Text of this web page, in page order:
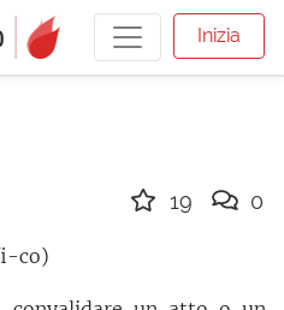
Inizia
co)
19 0